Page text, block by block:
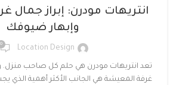
انتريهات مودرن: إبراز جمال
وإبهار ضيوفك
Location Design
0
تعد انتريهات مودرن هي حلم كل صاحب منزل.
غرفة المعيشة هي الجانب الأكثر أهمية الذي